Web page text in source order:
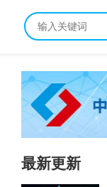
最新更新